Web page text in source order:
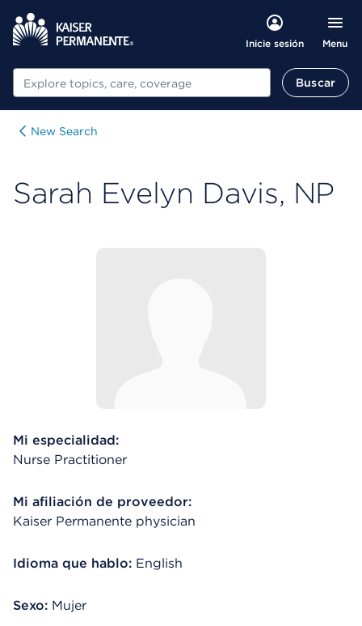
Inicie sesión Menu
Buscar Buscar
New Search
Sarah Evelyn Davis, NP
Mi especialidad:
Nurse Practitioner
Mi afiliación de proveedor:
Kaiser Permanente physician
Idioma que hablo: English
Sexo: Mujer